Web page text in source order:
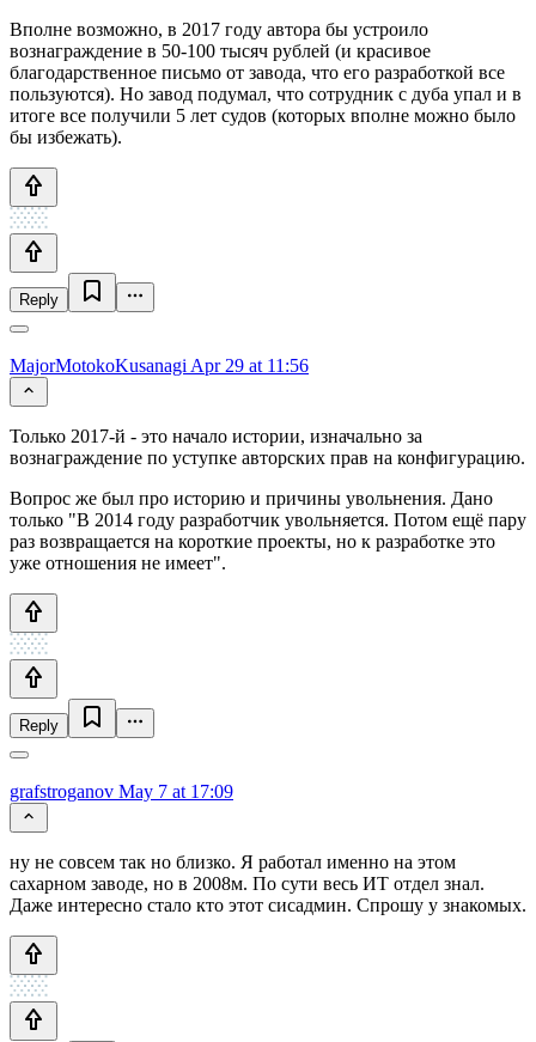
Вполне возможно, в 2017 году автора бы устроило
вознаграждение в 50-100 тысяч рублей (и красивое
благодарственное письмо от завода, что его разработкой все
пользуются). Но завод подумал, что сотрудник с дуба упал и в
итоге все получили 5 лет судов (которых вполне можно было
бы избежать).
Reply
MajorMotokoKusanagi Apr 29 at 11:56
Только 2017-й - это начало истории, изначально за
вознаграждение по уступке авторских прав на конфигурацию.
Вопрос же был про историю и причины увольнения. Дано
только "В 2014 году разработчик увольняется. Потом ещё пару
раз возвращается на короткие проекты, но к разработке это
уже отношения не имеет".
Reply
grafstroganov May 7 at 17:09
ну не совсем так но близко. Я работал именно на этом
сахарном заводе, но в 2008м. По сути весь ИТ отдел знал.
Даже интересно стало кто этот сисадмин. Спрошу у знакомых.